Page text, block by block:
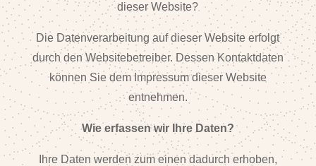
dieser Website?
Die Datenverarbeitung auf dieser Website erfolgt
durch den Websitebetreiber. Dessen Kontaktdaten
können Sie dem Impressum dieser Website
entnehmen.
Wie erfassen wir Ihre Daten?
Ihre Daten werden zum einen dadurch erhoben,